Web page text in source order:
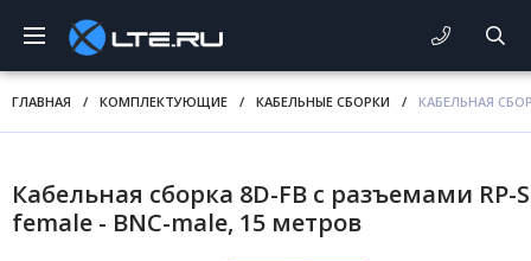
ГЛАВНАЯ / КОМПЛЕКТУЮЩИЕ / КАБЕЛЬНЫЕ СБОРКИ / КАБЕЛЬНАЯ
Кабельная сборка 8D-FB с разъемами RP-
female - BNC-male, 15 метров